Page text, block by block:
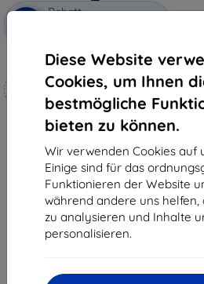
Diese Website
Cookies, um Ihnen
bestmögliche
bieten zu können.
Wir verwenden Cookies auf
Einige sind für das
Funktionieren der Website
während andere uns
zu analysieren und Inhalte
personalisieren.
Rabatt
3mk Hammer Schutzfolie
Maßgeschneidert
hergestellt
19,90 €
17,91 €
Auf Lager 3 Stk.
vom ganzen5.